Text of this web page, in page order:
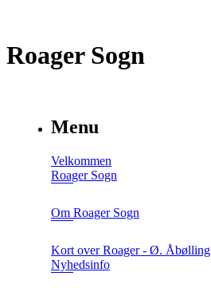
Roager Sogn
Menu
Velkommen
Roager Sogn
Om Roager Sogn
Kort over Roager - Ø. Åbølling
Nyhedsinfo